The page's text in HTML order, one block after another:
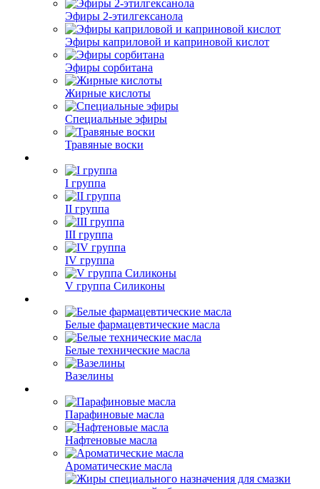
Эфиры 2-этилгексанола
Эфиры каприловой и каприновой кислот
Эфиры сорбитана
Жирные кислоты
Специальные эфиры
Травяные воски
I группа
II группа
III группа
IV группа
V группа Силиконы
Белые фармацевтические масла
Белые технические масла
Вазелины
Парафиновые масла
Нафтеновые масла
Ароматические масла